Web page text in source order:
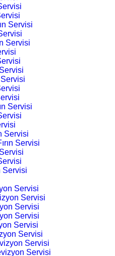
Servisi
Servisi
Servisi
Servisi
Servisi
Servisi
Servisi
Servisi
Servisi
Servisi
Servisi
Servisi
Servisi
Servisi
Servisi